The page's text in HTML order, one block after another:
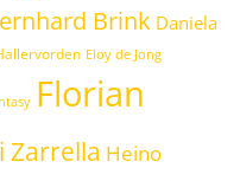
Brink Daniela
Eloy de Jong
Florian
Zarrella Heino